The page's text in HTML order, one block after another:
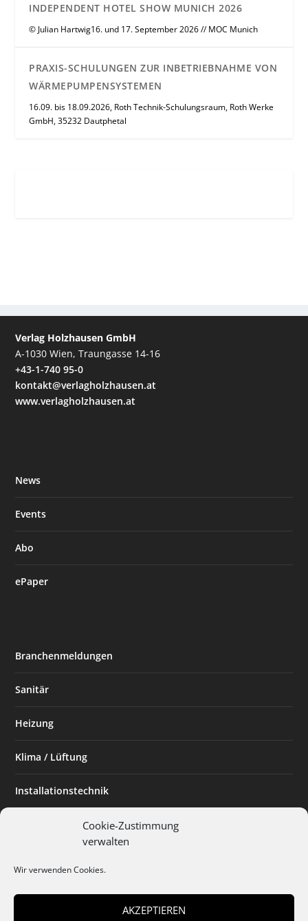
Cookie-Zustimmung
verwalten
Wir verwenden Cookies.
AKZEPTIEREN
INDEPENDENT HOTEL SHOW MUNICH 2026
© Julian Hartwig16. und 17. September 2026 // MOC Munich
PRAXIS-SCHULUNGEN ZUR INBETRIEBNAHME VON
WÄRMEPUMPENSYSTEMEN
16.09. bis 18.09.2026, Roth Technik-Schulungsraum, Roth Werke
GmbH, 35232 Dautphetal
Verlag Holzhausen GmbH
A-1030 Wien, Traungasse 14-16
+43-1-740 95-0
kontakt@verlagholzhausen.at
www.verlagholzhausen.at
News
Events
Abo
ePaper
Branchenmeldungen
Sanitär
Heizung
Klima / Lüftung
Installationstechnik
Planen & Bauen
Installateur des Monats